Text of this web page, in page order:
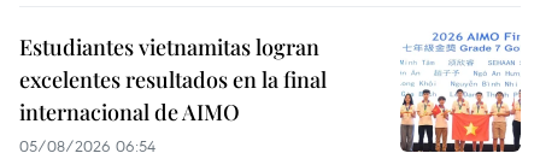
Estudiantes vietnamitas logran
excelentes resultados en la final
internacional de AIMO
05/08/2026 06:54